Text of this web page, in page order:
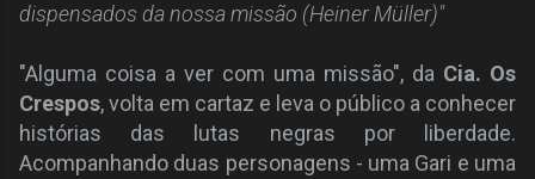
dispensados da nossa missão (Heiner Müller)"
"Alguma coisa a ver com uma missão", da Cia. Os
Crespos, volta em cartaz e leva o público a conhecer
histórias das lutas negras por liberdade.
Acompanhando duas personagens - uma Gari e uma